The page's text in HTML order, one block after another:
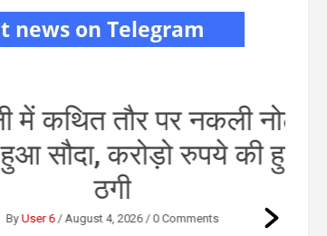
कथित तौर पर नकली नोट
करोड़ो रुपये की हुई
ठगी
6/August 4, 2026/ 0 Comments